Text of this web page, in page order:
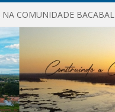
NA COMUNIDADE BACABAL